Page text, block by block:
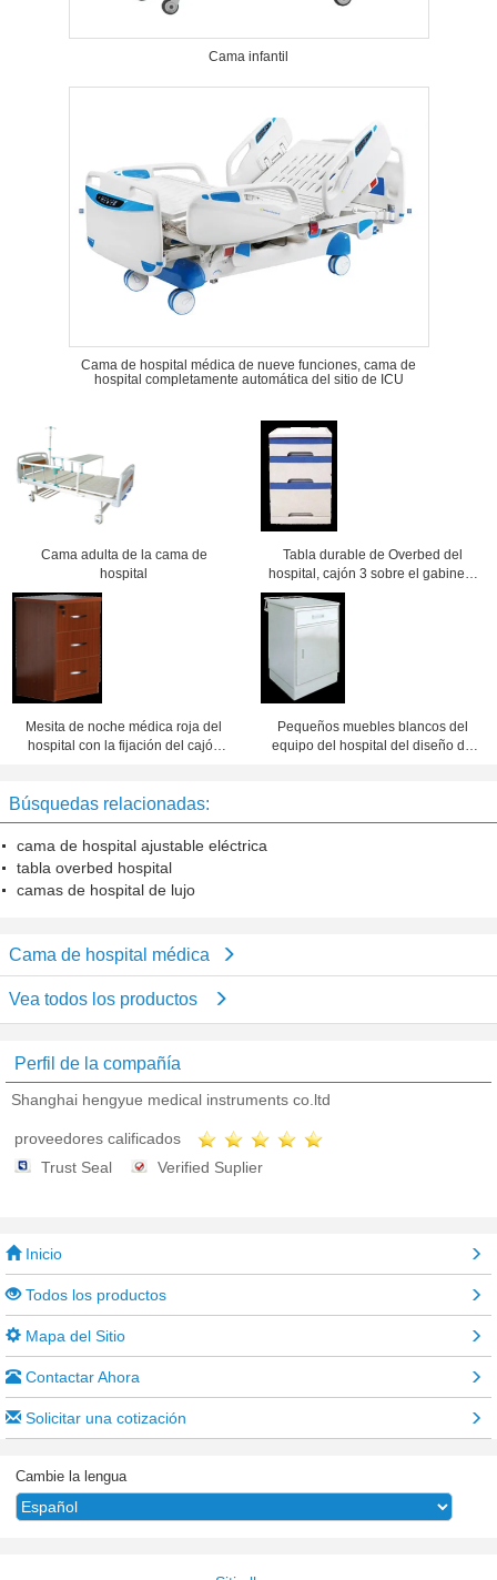
Cama infantil
Cama de hospital médica de nueve funciones, cama de
hospital completamente automática del sitio de ICU
Cama adulta de la cama de
hospital
Tabla durable de Overbed del
hospital, cajón 3 sobre el gabinete
475x470x755m m de la cama
Mesita de noche médica roja del
hospital con la fijación del cajón
Pequeños muebles blancos del
equipo del hospital del diseño de
Búsquedas relacionadas:
cama de hospital ajustable eléctrica
tabla overbed hospital
camas de hospital de lujo
Cama de hospital médica
Vea todos los productos
Perfil de la compañía
Shanghai hengyue medical instruments co.ltd
proveedores calificados
Trust Seal
Verified Suplier
Inicio
Todos los productos
Mapa del Sitio
Contactar Ahora
Solicitar una cotización
Cambie la lengua